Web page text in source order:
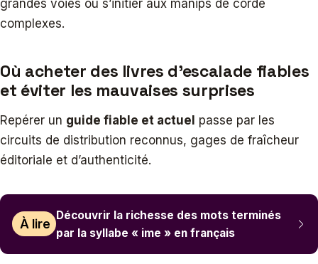
grandes voies ou s’initier aux manips de corde
complexes.
Où acheter des livres d’escalade fiables
et éviter les mauvaises surprises
Repérer un guide fiable et actuel passe par les
circuits de distribution reconnus, gages de fraîcheur
éditoriale et d’authenticité.
À lire
Découvrir la richesse des mots terminés
par la syllabe « ime » en français